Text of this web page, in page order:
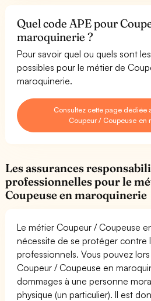
Quel code APE pour
maroquinerie ?
Pour savoir quel ou quels sont
possibles pour le métier de
maroquinerie.
Consultez cette page dédiée
Coupeur / Coupeuse en
Les assurances
professionnelles pour le
Coupeuse en maroquinerie
Le métier Coupeur / Coupeuse
nécessite de se protéger contre
professionnels. Vous pouvez
Coupeur / Coupeuse en
dommages à une personne
physique (un particulier). Il est